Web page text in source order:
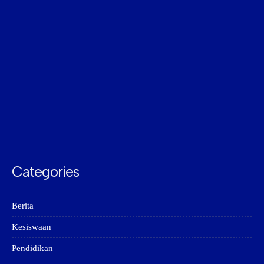
Categories
Berita
Kesiswaan
Pendidikan